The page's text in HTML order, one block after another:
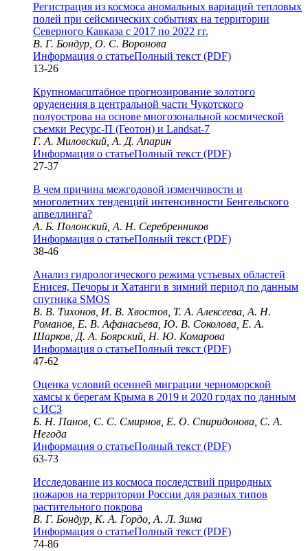
Регистрация из космоса аномальных вариаций тепловых
полей при сейсмических событиях на территории
Северного Кавказа с 2017 по 2022 гг.
В. Г. Бондур, О. С. Воронова
Информация о статьеПолный текст (PDF)
13-26
Крупномасштабное прогнозирование золотого
оруденения в центральной части Чукотского
полуострова на основе многозональной космической
съемки Ресурс-П (Геотон) и Landsat-7
Г. А. Миловский, А. Д. Апарин
Информация о статьеПолный текст (PDF)
27-37
В чем причина межгодовой изменчивости и
многолетних тенденций интенсивности Бенгельского
апвеллинга?
А. Б. Полонский, А. Н. Серебренников
Информация о статьеПолный текст (PDF)
38-46
Анализ гидрологического режима устьевых областей
Енисея, Печоры и Хатанги в зимний период по данным
спутника SMOS
В. В. Тихонов, И. В. Хвостов, Т. А. Алексеева, А. Н.
Романов, Е. В. Афанасьева, Ю. В. Соколова, Е. А.
Шарков, Д. А. Боярский, Н. Ю. Комарова
Информация о статьеПолный текст (PDF)
47-62
Оценка условий осенней миграции черноморской
хамсы к берегам Крыма в 2019 и 2020 годах по данным
с ИСЗ
Б. Н. Панов, С. С. Смирнов, Е. О. Спиридонова, С. А.
Негода
Информация о статьеПолный текст (PDF)
63-73
Исследование из космоса последствий природных
пожаров на территории России для разных типов
растительного покрова
В. Г. Бондур, К. А. Гордо, А. Л. Зима
Информация о статьеПолный текст (PDF)
74-86